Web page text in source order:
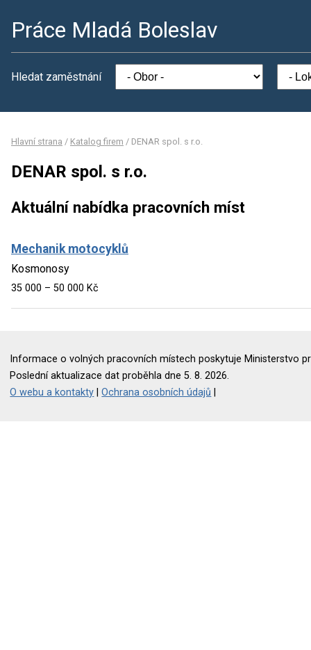
Práce Mladá Boleslav
Hledat zaměstnání
Hlavní strana / Katalog firem / DENAR spol. s r.o.
DENAR spol. s r.o.
Aktuální nabídka pracovních míst
Mechanik motocyklů
Kosmonosy
35 000 – 50 000 Kč
Informace o volných pracovních místech poskytuje Ministerstvo
Poslední aktualizace dat proběhla dne 5. 8. 2026.
O webu a kontakty |Ochrana osobních údajů